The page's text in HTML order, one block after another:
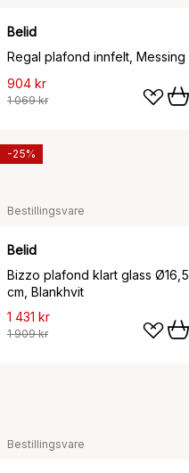
Belid
Regal plafond innfelt, Messing
904 kr
1 069 kr
Bestillingsvare
Belid
Bizzo plafond klart glass Ø16,5
cm, Blankhvit
1 431 kr
1 909 kr
-25%
Bestillingsvare